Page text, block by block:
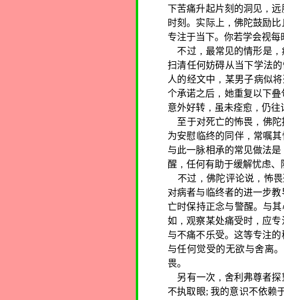
下苦痛升起片刻的洞见 ，远
时刻。实际上 ， 佛陀鼓励比
专注于当下。你若学会视
不过 ， 最常见的情形是 ，
扫清任何妨碍从当下学法
人的经文中 ， 某男子病似
个承诺之后 ， 她重复以下叠
意外好转 ， 虽未痊愈 ， 仍往
至于对死亡的怖畏 ， 佛陀
为安慰临终的同伴， 常嘱
与此一脉相承的常见做法是
醒 ， 任何有助于缓解忧虑、
不过 ， 佛陀评论说 ， 怖
对病者与临终者的进一步教
亡时保持正念与警醒。与其
如 ，观察某处痛受时 ， 应专
与不痛不乐受。这等专注
与任何觉受的无欲与舍离
畏。
另有一次 ， 舍利弗尊者
不执取眼;我的意识不依赖